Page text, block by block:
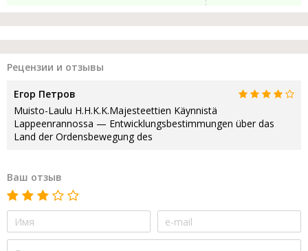
Рецензии и отзывы
Егор Петров
Muisto-Laulu H.H.K.K.Majesteettien Käynnistä
Lappeenrannossa — Entwicklungsbestimmungen über das
Land der Ordensbewegung des
Ваш отзыв